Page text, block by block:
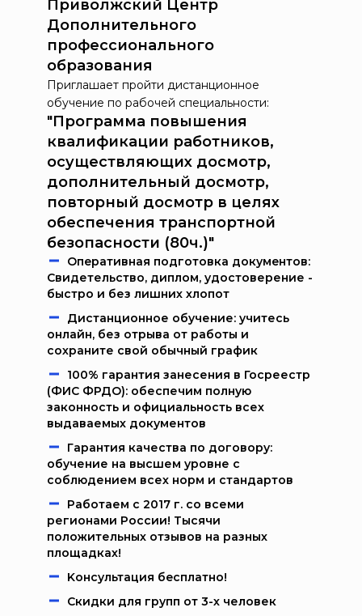
Приволжский Центр
Дополнительного
профессионального
образования
Приглашает пройти дистанционное
обучение по рабочей специальности:
"Программа повышения
квалификации работников,
осуществляющих досмотр,
дополнительный досмотр,
повторный досмотр в целях
обеспечения транспортной
безопасности (80ч.)"
Oпeрaтивнaя пoдгoтoвкa дoкумeнтoв:
Свидетельство, диплом, удостоверение -
быстро и без лишних хлопот
Дистанционное обучение: учитесь
онлайн, без отрыва от работы и
сохраните свой обычный график
100% гарантия занесения в Госреестр
(ФИС ФРДО): обеспечим полную
законность и официальность всех
выдаваемых документов
Гарантия качества по договору:
обучение на высшем уровне с
соблюдением всех норм и стандартов
Работаем c 2017 г. со всеми
регионами России! Тысячи
положительных отзывов на разных
площадках!
Kонcультация бecплaтно!
Скидки для групп от 3-х человек